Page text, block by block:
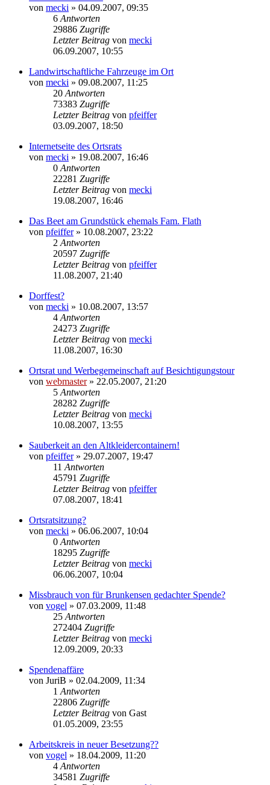
von mecki » 04.09.2007, 09:35
6 Antworten
29886 Zugriffe
Letzter Beitrag von mecki
06.09.2007, 10:55
Landwirtschaftliche Fahrzeuge im Ort
von mecki » 09.08.2007, 11:25
20 Antworten
73383 Zugriffe
Letzter Beitrag von pfeiffer
03.09.2007, 18:50
Internetseite des Ortsrats
von mecki » 19.08.2007, 16:46
0 Antworten
22281 Zugriffe
Letzter Beitrag von mecki
19.08.2007, 16:46
Das Beet am Grundstück ehemals Fam. Flath
von pfeiffer» 10.08.2007, 23:22
2 Antworten
20597 Zugriffe
Letzter Beitrag von pfeiffer
11.08.2007, 21:40
Dorffest?
von mecki » 10.08.2007, 13:57
4 Antworten
24273 Zugriffe
Letzter Beitrag von mecki
11.08.2007, 16:30
Ortsrat und Werbegemeinschaft auf Besichtigungstour
von webmaster» 22.05.2007, 21:20
5 Antworten
28282 Zugriffe
Letzter Beitrag von mecki
10.08.2007, 13:55
Sauberkeit an den Altkleidercontainern!
von pfeiffer» 29.07.2007, 19:47
11 Antworten
45791 Zugriffe
Letzter Beitrag von pfeiffer
07.08.2007, 18:41
Ortsratsitzung?
von mecki » 06.06.2007, 10:04
0 Antworten
18295 Zugriffe
Letzter Beitrag von mecki
06.06.2007, 10:04
Missbrauch von für Brunkensen gedachter Spende?
von vogel » 07.03.2009, 11:48
25 Antworten
272404 Zugriffe
Letzter Beitrag von mecki
12.09.2009, 20:33
Spendenaffäre
von JuriB » 02.04.2009, 11:34
1 Antworten
22806 Zugriffe
Letzter Beitrag von Gast
01.05.2009, 23:55
Arbeitskreis in neuer Besetzung??
von vogel » 18.04.2009, 11:20
4 Antworten
34581 Zugriffe